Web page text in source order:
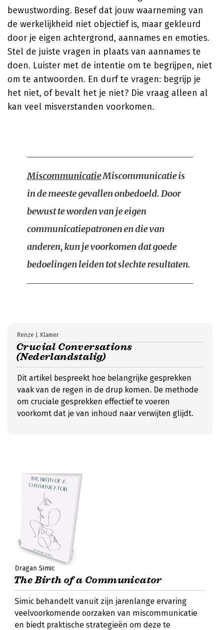
bewustwording. Besef dat jouw waarneming van
de werkelijkheid niet objectief is, maar gekleurd
door je eigen achtergrond, aannames en emoties.
Stel de juiste vragen in plaats van aannames te
doen. Luister met de intentie om te begrijpen, niet
om te antwoorden. En durf te vragen: begrijp je
het niet, of bevalt het je niet? Die vraag alleen al
kan veel misverstanden voorkomen.
MiscommunicatieMiscommunicatie is
in de meeste gevallen onbedoeld. Door
bewust te worden van je eigen
communicatiepatronen en die van
anderen, kun je voorkomen dat goede
bedoelingen leiden tot slechte resultaten.
Crucial Conversations
(Nederlandstalig)
Renze J. Klamer
Dit artikel bespreekt hoe belangrijke gesprekken
vaak van de regen in de drup komen. De methode
om cruciale gesprekken effectief te voeren
voorkomt dat je van inhoud naar verwijten glijdt.
Dragan Simic
The Birth of a Communicator
Simic behandelt vanuit zijn jarenlange ervaring
veelvoorkomende oorzaken van miscommunicatie
en biedt praktische strategieën om deze te